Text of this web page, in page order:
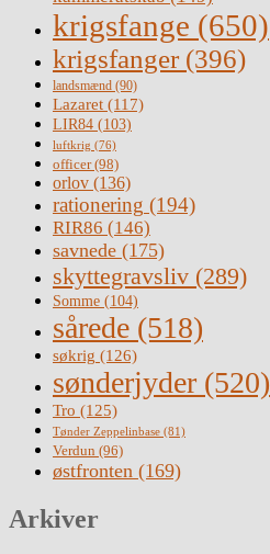
krigsfange (650)
krigsfanger (396)
landsmænd (90)
Lazaret (117)
LIR84 (103)
luftkrig (76)
officer(98)
orlov (136)
rationering (194)
RIR86 (146)
savnede (175)
skyttegravsliv (289)
Somme (104)
sårede (518)
søkrig (126)
sønderjyder (520)
Tro (125)
Tønder Zeppelinbase (81)
Verdun (96)
østfronten (169)
Arkiver